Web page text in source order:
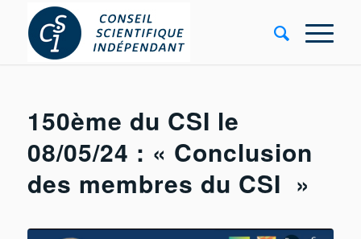
150ème du CSI le
08/05/24 : « Conclusion
des membres du CSI »